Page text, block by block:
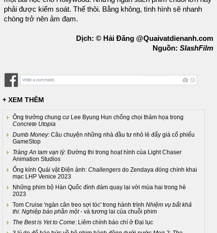
phải được kiểm soát. Thế thôi. Bằng không, tình hình sẽ nhanh
chóng trở nên ảm đạm.
Dịch: © Hải Đăng @Quaivatdienanh.com
Nguồn: SlashFilm
+ XEM THÊM
Ông trưởng chung cư Lee Byung Hun chống chọi thảm họa trong
Concrete Utopia
Dumb Money: Câu chuyện những nhà đầu tư nhỏ lẻ đẩy giá cổ phiếu
GameStop
Tràng An tam vạn lý: Đường thi trong hoạt hình của Light Chaser
Animation Studios
Ống kính Quái vật Điện ảnh: Challengers do Zendaya đóng chính khai
mạc LHP Venice 2023
Những phim bộ Hàn Quốc đình đám quay lại với mùa hai trong hè
2023
Tom Cruise 'ngàn cân treo sợi tóc' trong hành trình Nhiệm vụ bất khả
thi: Nghiệp báo phần một- và tương lai của chuỗi phim
The Best is Yet to Come: Liêm chính báo chí ở Đại lục